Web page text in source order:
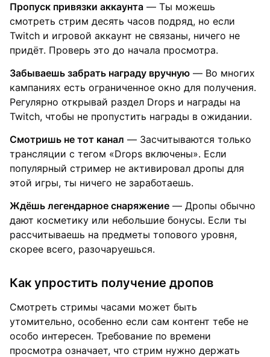
Пропуск привязки аккаунта — Ты можешь
смотреть стрим десять часов подряд, но если
Twitch и игровой аккаунт не связаны, ничего не
придёт. Проверь это до начала просмотра.
Забываешь забрать награду вручную — Во многих
кампаниях есть ограниченное окно для получения.
Регулярно открывай раздел Drops и награды на
Twitch, чтобы не пропустить награды в ожидании.
Смотришь не тот канал — Засчитываются только
трансляции с тегом «Drops включены». Если
популярный стример не активировал дропы для
этой игры, ты ничего не заработаешь.
Ждёшь легендарное снаряжение — Дропы обычно
дают косметику или небольшие бонусы. Если ты
рассчитываешь на предметы топового уровня,
скорее всего, разочаруешься.
Как упростить получение дропов
Смотреть стримы часами может быть
утомительно, особенно если сам контент тебе не
особо интересен. Требование по времени
просмотра означает, что стрим нужно держать